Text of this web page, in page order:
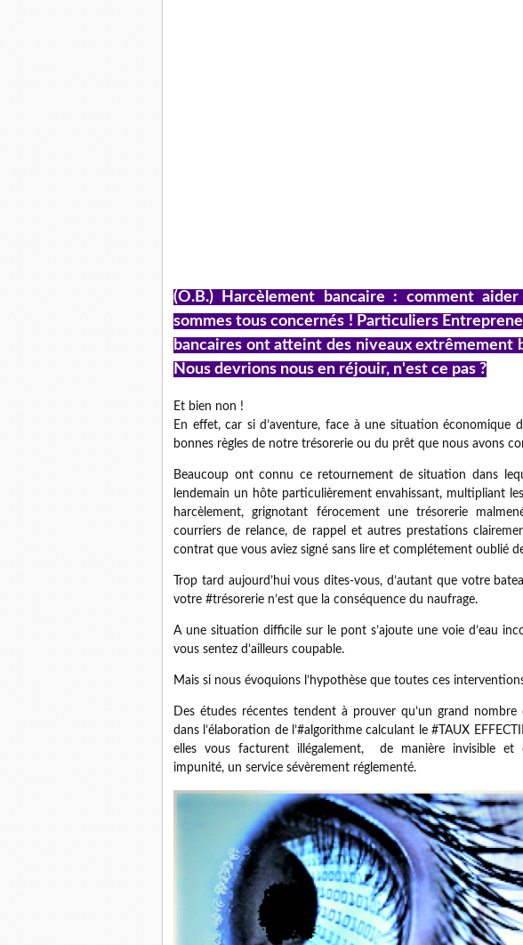
(O.B.) Harcèlement bancaire : comment
sommes tous concernés ! Particuliers
bancaires ont atteint des niveaux extrêmement
Nous devrions nous en réjouir, n'est ce pas ?
Et bien non !
En effet, car si d’aventure, face à une situation économique
bonnes règles de notre trésorerie ou du prêt que nous avons
Beaucoup ont connu ce retournement de situation dans
lendemain un hôte particulièrement envahissant, multipliant
harcèlement, grignotant férocement une trésorerie
courriers de relance, de rappel et autres prestations
contrat que vous aviez signé sans lire et complétement oublié
Trop tard aujourd’hui vous dites-vous, d’autant que votre
votre #trésorerie n’est que la conséquence du naufrage.
A une situation difficile sur le pont s’ajoute une voie d’eau
vous sentez d’ailleurs coupable.
Mais si nous évoquions l’hypothèse que toutes ces
Des études récentes tendent à prouver qu’un grand nombre
dans l’élaboration de l’#algorithme calculant le #TAUX
elles vous facturent illégalement, de manière invisible et
impunité, un service sévèrement réglementé.